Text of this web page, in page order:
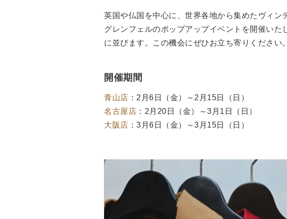
英国や仏国を中心に、世界各地から集めたヴィ
グレンフェルのポップアップイベントを開催い
に並びます。この機会にぜひお立ち寄りください。
開催期間
青山店 ：2月6日（金）～2月15日（日）
名古屋店 ：2月20日（金）～3月1日（日）
大阪店 ：3月6日（金）～3月15日（日）